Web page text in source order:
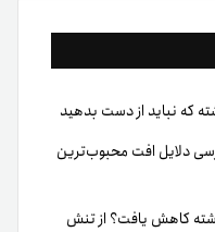
دلایل افت محبوب‌ترین
در ۲۴ ساعت گذشته کاهش یافت؟ از تنش